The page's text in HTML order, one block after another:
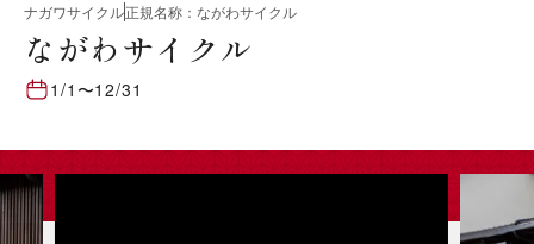
ナガワサイクル正規名称 ： ながわサイクル
ながわサイクル
1/1 〜12/31